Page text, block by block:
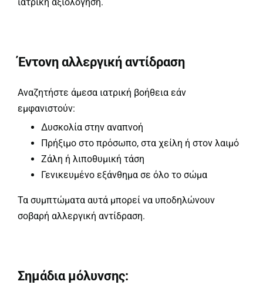
Έντονη αλλεργική αντίδραση
Αναζητήστε άμεσα ιατρική βοήθεια εάν
εμφανιστούν:
Δυσκολία στην αναπνοή
Πρήξιμο στο πρόσωπο, στα χείλη ή στον λαιμό
Ζάλη ή λιποθυμική τάση
Γενικευμένο εξάνθημα σε όλο το σώμα
Τα συμπτώματα αυτά μπορεί να υποδηλώνουν
σοβαρή αλλεργική αντίδραση.
Σημάδια μόλυνσης: